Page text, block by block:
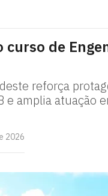
curso de
reforça
e amplia atuação
2026